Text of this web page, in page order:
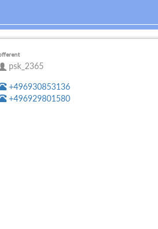
psk_2365
+496930853136
+496929801580